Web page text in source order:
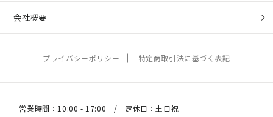
会社概要
プライバシーポリシー 特定商取引法に基づく表記
営業時間：10:00 - 17:00 / 定休日：土日祝